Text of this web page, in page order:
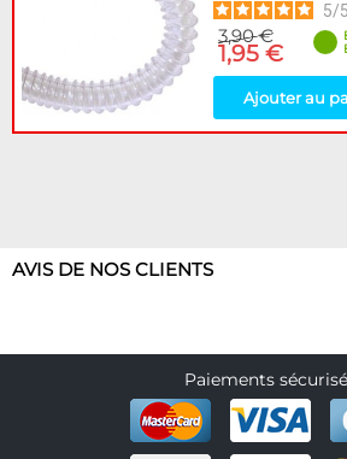
5/5
3,90 €
1,95 €
Ajouter au
AVIS DE NOS CLIENTS
Paiements